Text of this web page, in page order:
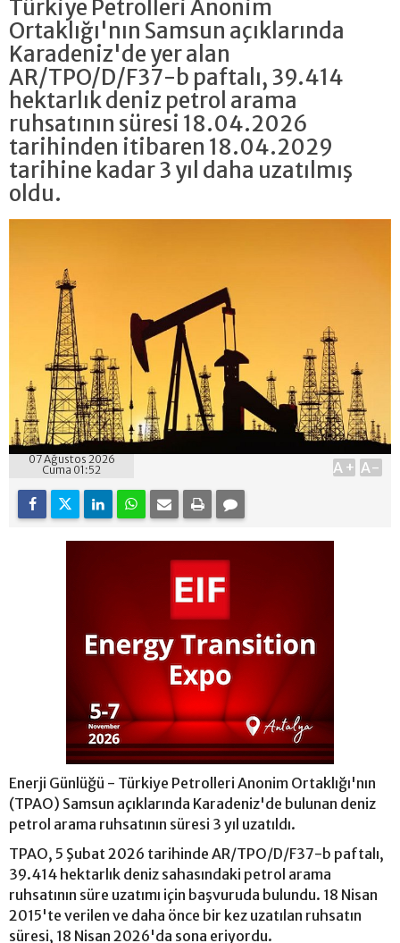
Türkiye Petrolleri Anonim
Ortaklığı'nın Samsun açıklarında
Karadeniz'de yer alan
AR/TPO/D/F37-b paftalı, 39.414
hektarlık deniz petrol arama
ruhsatının süresi 18.04.2026
tarihinden itibaren 18.04.2029
tarihine kadar 3 yıl daha uzatılmış
oldu.
07 Ağustos 2026
Cuma 01:52
A+ A-
Enerji Günlüğü - Türkiye Petrolleri Anonim Ortaklığı'nın
(TPAO) Samsun açıklarında Karadeniz'de bulunan deniz
petrol arama ruhsatının süresi 3 yıl uzatıldı.
TPAO, 5 Şubat 2026 tarihinde AR/TPO/D/F37-b paftalı,
39.414 hektarlık deniz sahasındaki petrol arama
ruhsatının süre uzatımı için başvuruda bulundu. 18 Nisan
2015'te verilen ve daha önce bir kez uzatılan ruhsatın
süresi, 18 Nisan 2026'da sona eriyordu.